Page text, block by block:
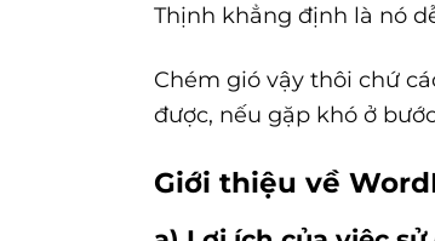
Thịnh khẳng định là nó
Chém gió vậy thôi chứ
được, nếu gặp khó ở
Giới thiệu về